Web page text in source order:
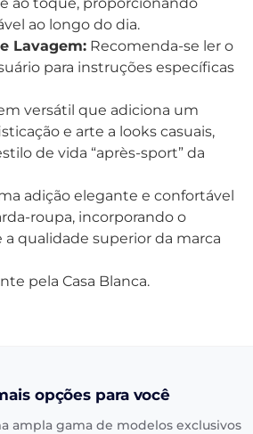
ao longo do dia.
Lavagem: Recomenda-se ler o
para instruções específicas
versátil que adiciona um
e arte a looks casuais,
de vida “après-sport” da
adição elegante e confortável
roupa, incorporando o
qualidade superior da marca
pela Casa Blanca.
opções para você
ampla gama de modelos exclusivos